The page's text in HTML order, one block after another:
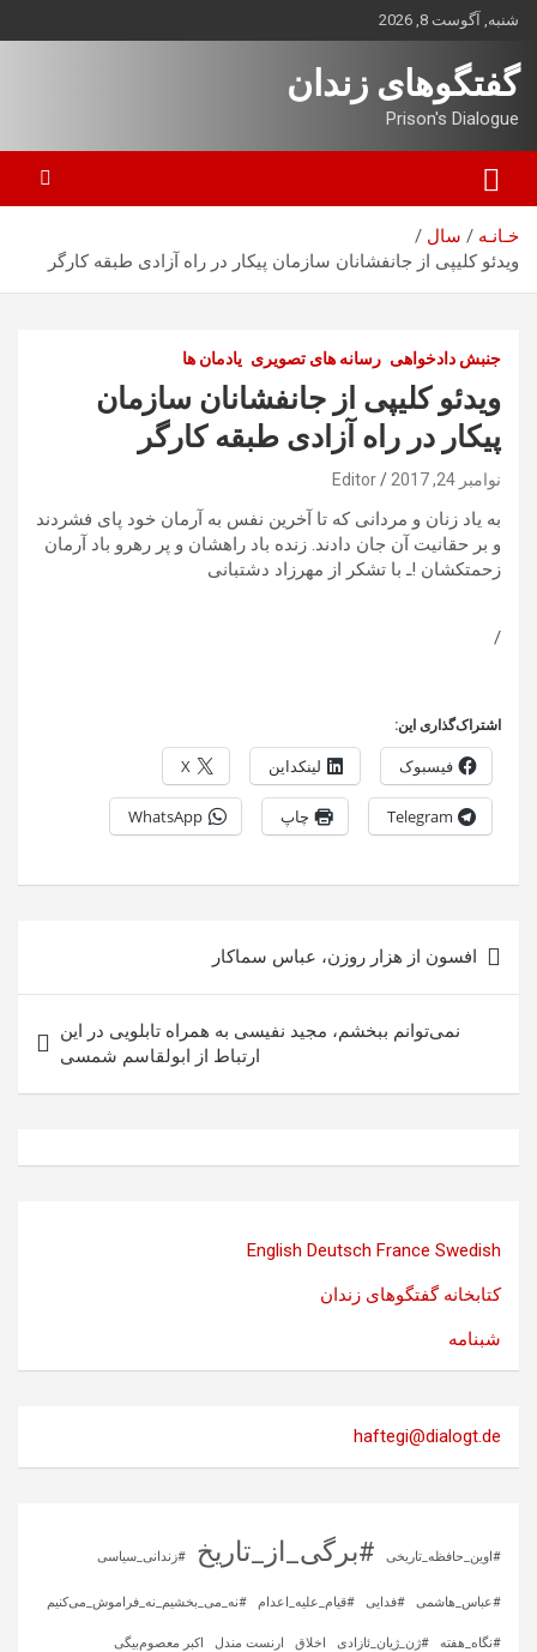
بروید
شنبه, آگوست 8, 2026
گفتگوهای زندان
Prison's Dialogue
خـانـه
سال
ویدئو کلیپی از جانفشانان سازمان پیکار در راه آزادی طبقه کارگر
جنبش دادخواهی رسانه های تصویری یادمان ها
ویدئو کلیپی از جانفشانان سازمان
پیکار در راه آزادی طبقه کارگر
نوامبر 24, 2017 Editor
به یاد زنان و مردانی که تا آخرین نفس به آرمان خود پای فشردند
و بر حقانیت آن جان دادند. زنده باد راهشان و پر رهرو باد آرمان
زحمتکشان !ـ با تشکر از مهرزاد دشتبانی
/
اشتراک‌گذاری این:
فیسبوک لینکداین X
Telegram چاپ WhatsApp
نوشته
افسون از هزار روزن، عباس سماکار
نمی‌توانم ببخشم، مجید نفیسی به همراه تابلویی در این
ارتباط از ابولقاسم شمسی
English Deutsch France Swedish
کتابخانه گفتگوهای زندان
شبنامه
haftegi@dialogt.de
#اوین_حافظه_تاریخی #برگی_از_تاریخ #زندانی_سیاسی
#عباس_هاشمی #فدایی #قیام_علیه_اعدام #نه_می_بخشیم_نه_فراموش_می‌کنیم
#نگاه_هفته #ژن_ژیان_ئازادی اخلاق ارنست مندل اکبر معصوم‌بیگی